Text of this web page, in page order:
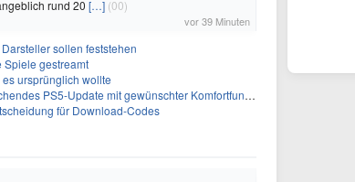
rund 20 […] (00)
vor 39 Minuten
sollen feststehen
Spiele gestreamt
ursprünglich wollte
PS5-Update mit gewünschter Komfortfunktion
für Download-Codes